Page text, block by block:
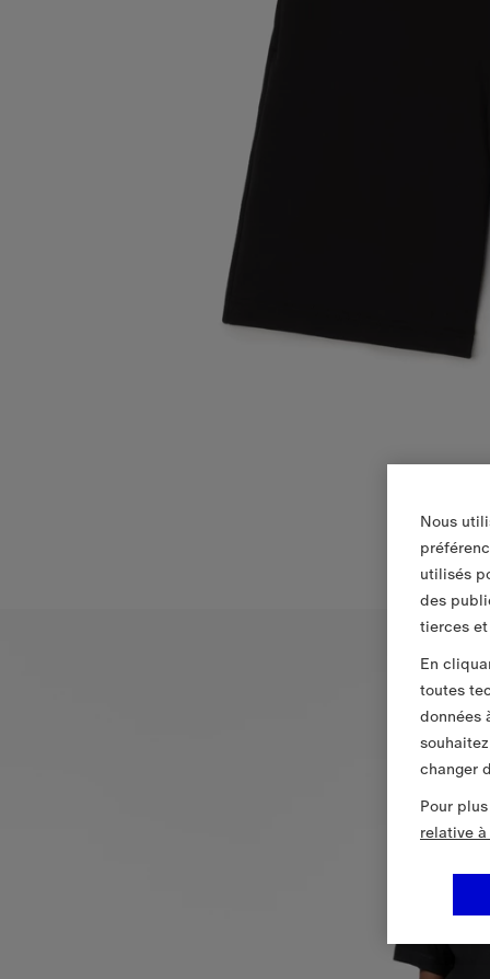
Nous
utilisés
des
tierces
En
toutes
données
changer
Pour
relative